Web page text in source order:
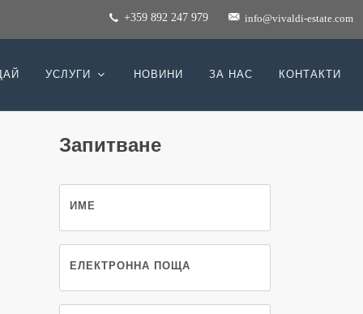
+359 892 247 979 info@vivaldi-estate.com
УСЛУГИ НОВИНИ ЗА НАС КОНТАКТИ
Запитване
ИМЕ
ЕЛЕКТРОННА ПОЩА